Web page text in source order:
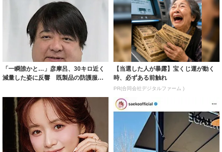
「一瞬誰かと…」彦摩呂、30キロ近く
減量した姿に反響 既製品の防護服が
【当選した人が暴露】宝くじ運が動く
時、必ずある前触れ
PR(合同会社デジタルファーム )